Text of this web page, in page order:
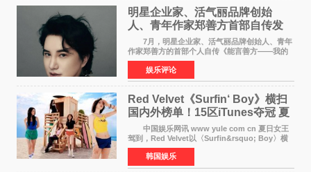
明星企业家、活气丽品牌创始
人、青年作家郑善方首部自传发
布， 书写跨界创业者的成长答卷
7月，明星企业家、活气丽品牌创始人、青年
作家郑善方的首部个人自传《能言善方——我的
跨界人生》正式发行。这本书以他的人生轨迹为
脉络，首次完整公开了从逐梦少年到横跨美业、
公益等多领域的
娱乐评论
Red Velvet《Surfin‘ Boy》横扫
国内外榜单！15区iTunes夺冠 夏
日女王强势回归
中国娱乐网讯 www yule com cn 夏日女王
驾到，Red Velvet以〈Surfin&rsquo; Boy〉横
扫国内外榜单，获得音乐粉丝的热烈反响。
Red Velvet于3日发行了夏日迷你专辑《Velvet
Summer》，
韩国娱乐